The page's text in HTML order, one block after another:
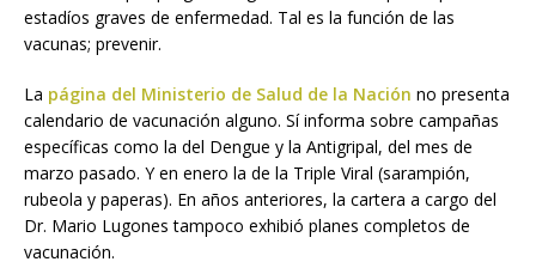
estadíos graves de enfermedad. Tal es la función de las
vacunas; prevenir.
La página del Ministerio de Salud de la Nación no presenta
calendario de vacunación alguno. Sí informa sobre campañas
específicas como la del Dengue y la Antigripal, del mes de
marzo pasado. Y en enero la de la Triple Viral (sarampión,
rubeola y paperas). En años anteriores, la cartera a cargo del
Dr. Mario Lugones tampoco exhibió planes completos de
vacunación.